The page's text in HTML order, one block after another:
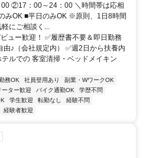
②17：00～24：00 ＼時間帯は応相
みOK ■平日のみOK ※原則、1日8時間
にご相談く...
ュー歓迎！ ✅履歴書不要＆即日勤務
由♪（会社規定内） ✅週2日から扶養内
ルでの 客室清掃・ベッドメイキン
務OK 社員登用あり
副業・WワークOK
ーター歓迎 バイク通勤OK
学歴不問
学生歓迎 転勤なし
経験不問
経験者歓迎